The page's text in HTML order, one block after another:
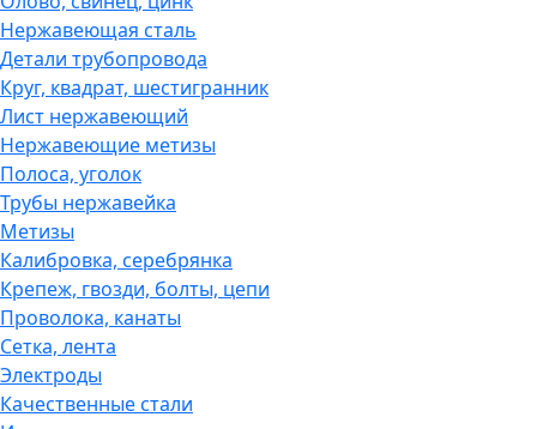
Нержавеющая сталь
Детали трубопровода
Круг, квадрат, шестигранник
Лист нержавеющий
Нержавеющие метизы
Полоса, уголок
Трубы нержавейка
Метизы
Калибровка, серебрянка
Крепеж, гвозди, болты, цепи
Проволока, канаты
Сетка, лента
Электроды
Качественные стали